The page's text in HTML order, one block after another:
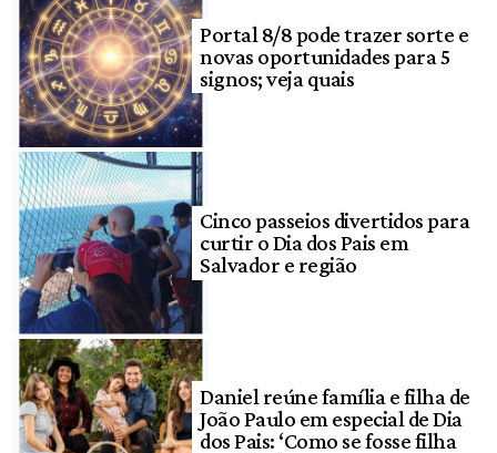
Portal 8/8 pode trazer sorte e
novas oportunidades para 5
signos; veja quais
Cinco passeios divertidos para
curtir o Dia dos Pais em
Salvador e região
Daniel reúne família e filha de
João Paulo em especial de Dia
dos Pais: ‘Como se fosse filha